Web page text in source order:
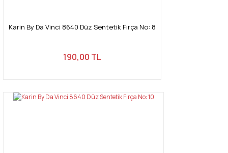
Karin By Da Vinci 8640 Düz Sentetik Fırça No: 8
190,00 TL